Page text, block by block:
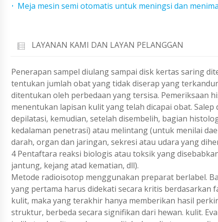
Meja mesin semi otomatis untuk meningsi dan
LAYANAN KAMI DAN LAYAN PELANGGAN
Penerapan sampel diulang sampai disk kertas saring
tentukan jumlah obat yang tidak diserap yang
ditentukan oleh perbedaan yang tersisa. Pemeriksaan
menentukan lapisan kulit yang telah dicapai obat.
depilatasi, kemudian, setelah disembelih, bagian
kedalaman penetrasi) atau melintang (untuk menilai
darah, organ dan jaringan, sekresi atau udara yang
4 Pentaftara reaksi biologis atau toksik yang
jantung, kejang atad kematian, dll).
Metode radioisotop menggunakan preparat berlabel.
yang pertama harus didekati secara kritis
kulit, maka yang terakhir hanya memberikan hasil
struktur, berbeda secara signifikan dari hewan. kulit.